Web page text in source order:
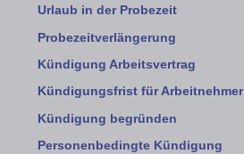
Urlaub in der Probezeit
Probezeitverlängerung
Kündigung Arbeitsvertrag
Kündigungsfrist für Arbeitnehmer
Kündigung begründen
Personenbedingte Kündigung